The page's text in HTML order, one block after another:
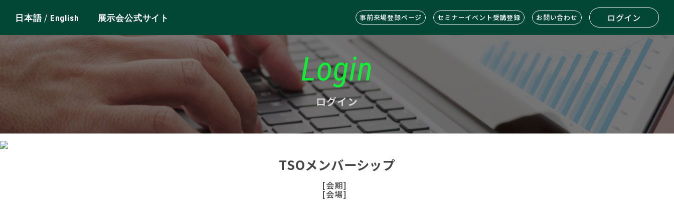
日本語/ English 展示会公式サイト 事前来場登録ページ セミナーイベント受講登録 お問い合わせ ログイン
Login
ログイン
TSOメンバーシップ
[会期]
[会場]